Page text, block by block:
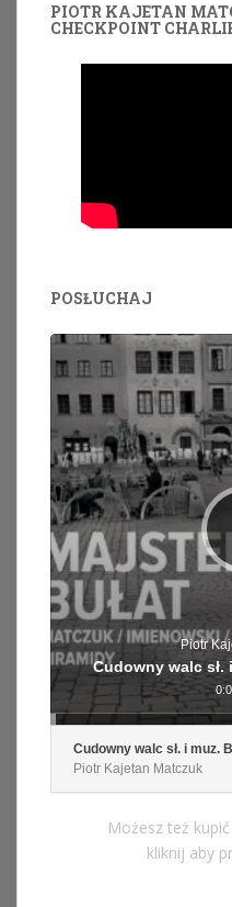
PIOTR KAJETAN
CHECKPOINT
POSŁUCHAJ
Odtwarzacz
dźwiękowych
Piotr
Cudowny walc sł.
Cudowny walc sł. i muz.
Piotr Kajetan Matczuk
Możesz też
kliknij aby